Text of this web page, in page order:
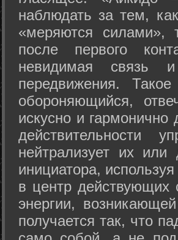
наблюдать за тем,
«меряются силами»,
после первого
невидимая связь
передвижения.
обороняющийся,
искусно и
нейтрализует их
инициатора,
в центр действующих
энергии,
получается так, что